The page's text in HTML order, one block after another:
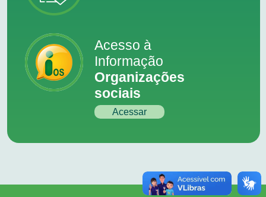
Acesso à
Informação
Organizações
sociais
Acessar